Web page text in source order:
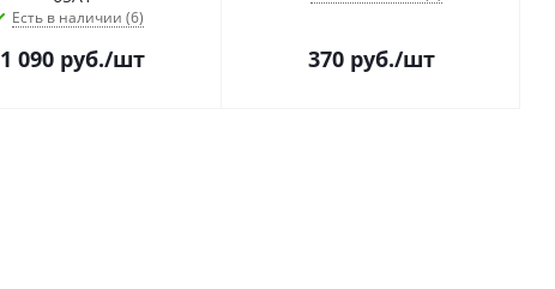
Есть в наличии (6)
1 090 руб./шт 370руб./шт